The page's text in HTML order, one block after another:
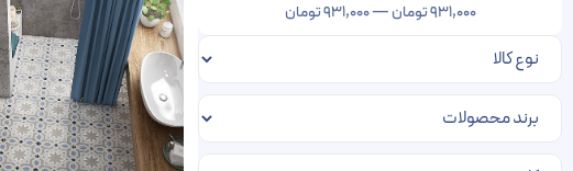
931,000تومان—
931,000تومان